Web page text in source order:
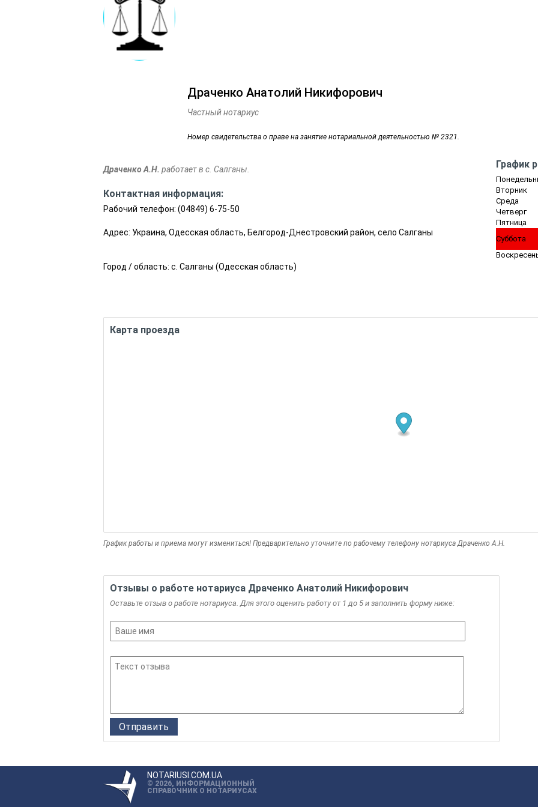
Драченко Анатолий Никифорович
Частный нотариус
Номер свидетельства о праве на занятие нотариальной деятельностью № 2321.
Драченко А.Н. работает в с. Салганы.
Контактная информация:
Рабочий телефон: (04849) 6-75-50
Адрес: Украина, Одесская область, Белгород-Днестровский район, село Салганы
Город / область: с. Салганы (Одесская область)
График
Вторник
Среда
Четверг
Пятница
Суббота
Карта проезда
График работы и приема могут измениться! Предварительно уточните по рабочему телефону нотариуса Драченко А.Н.
Отзывы о работе нотариуса Драченко Анатолий Никифорович
Оставьте отзыв о работе нотариуса. Для этого оценить работу от 1 до 5 и заполнить форму ниже:
NOTARIUSI.COM.UA
© 2026, ИНФОРМАЦИОННЫЙ
СПРАВОЧНИК О НОТАРИУСАХ